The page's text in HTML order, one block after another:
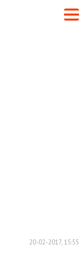
20-02-2017, 15:55